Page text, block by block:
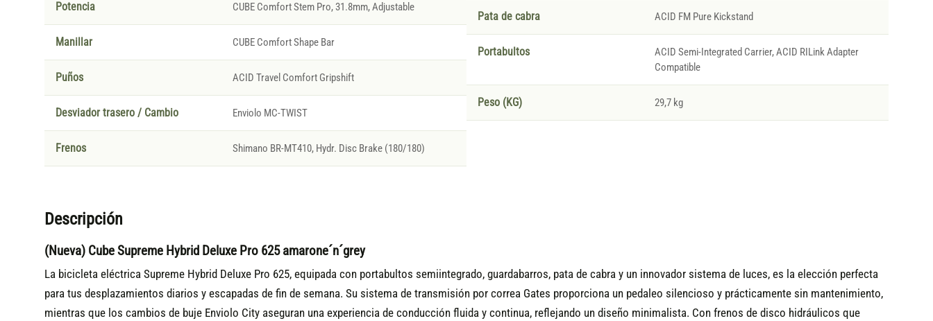
Potencia CUBE Comfort Stem Pro, 31.8mm, Adjustable
Manillar CUBE Comfort Shape Bar
Puños ACID Travel Comfort Gripshift
Desviador trasero / Cambio Enviolo MC-TWIST
Frenos Shimano BR-MT410, Hydr. Disc Brake (180/180)
Pata de cabra ACID FM Pure Kickstand
Portabultos
ACID Semi-Integrated Carrier, ACID RILink Adapter
Compatible
Peso (KG) 29,7 kg
Descripción
(Nueva) Cube Supreme Hybrid Deluxe Pro 625 amarone´n´grey
La bicicleta eléctrica Supreme Hybrid Deluxe Pro 625, equipada con portabultos semiintegrado, guardabarros, pata de cabra y un innovador sistema de luces, es la elección perfecta
para tus desplazamientos diarios y escapadas de fin de semana. Su sistema de transmisión por correa Gates proporciona un pedaleo silencioso y prácticamente sin mantenimiento,
mientras que los cambios de buje Enviolo City aseguran una experiencia de conducción fluida y continua, reflejando un diseño minimalista. Con frenos de disco hidráulicos que